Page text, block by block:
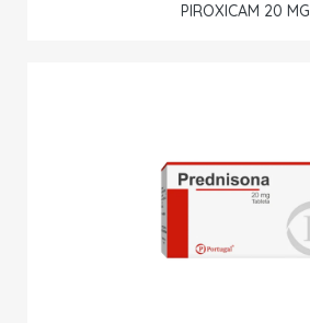
PIROXICAM 20 MG